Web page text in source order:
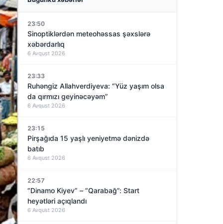
23:50
Sinoptiklərdən meteohəssas şəxslərə
xəbərdarlıq
6 Avqust 2026
23:33
Ruhəngiz Allahverdiyeva: “Yüz yaşım olsa
da qırmızı geyinəcəyəm”
6 Avqust 2026
23:15
Pirşağıda 15 yaşlı yeniyetmə dənizdə
batıb
6 Avqust 2026
22:57
“Dinamo Kiyev” – “Qarabağ”: Start
heyətləri açıqlandı
6 Avqust 2026